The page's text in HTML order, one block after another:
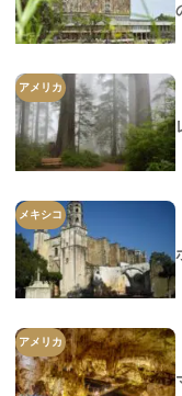
アメリカ
メキシコ
アメリカ